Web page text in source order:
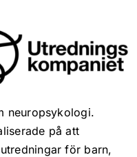
Webbyrå &
Sociala medier
Kundcase
neuropsykologi.
på att
för barn,